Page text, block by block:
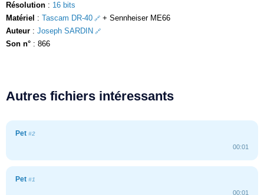
Résolution : 16 bits
Matériel : Tascam DR-40
+ Sennheiser ME66
Auteur : Joseph SARDIN
Son n° : 866
Autres fichiers intéressants
Pet #2
00:01
Pet #1
00:01